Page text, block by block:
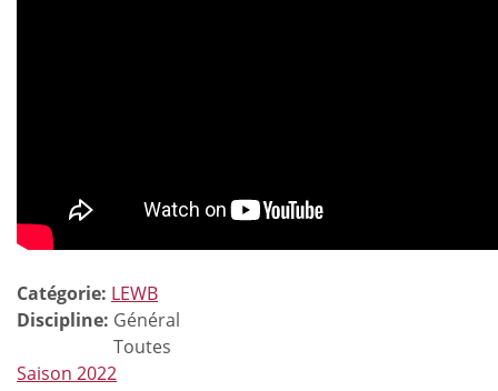
Catégorie: LEWB
Discipline: Général
Toutes
Saison 2022